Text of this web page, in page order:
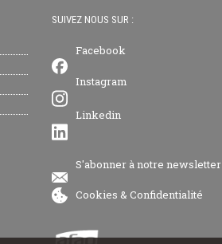
SUIVEZ NOUS SUR :
Facebook
Instagram
Linkedin
S'abonner à notre newsletter
Cookies & Confidentialité